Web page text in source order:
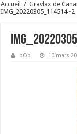
Accueil / Gravlax de
IMG_20220305_114514~2
bOb 10 mars